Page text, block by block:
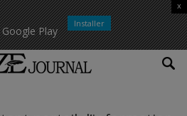
Play
x
Installer